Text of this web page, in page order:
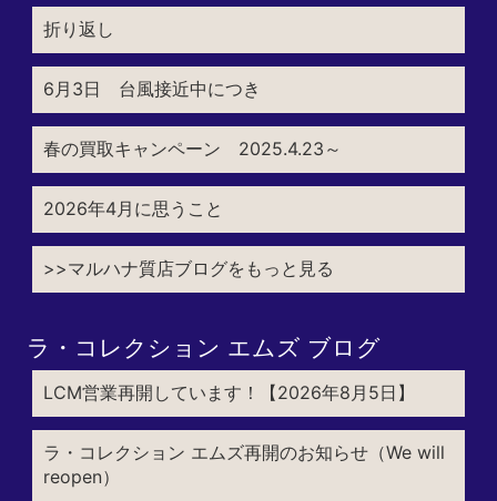
折り返し
6月3日 台風接近中につき
春の買取キャンペーン 2025.4.23～
2026年4月に思うこと
>>マルハナ質店ブログをもっと見る
ラ・コレクション エムズ ブログ
LCM営業再開しています！【2026年8月5日】
ラ・コレクション エムズ再開のお知らせ（We will
reopen）